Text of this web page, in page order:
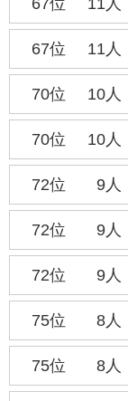
67位 11人
67位 11人
70位 10人
70位 10人
72位 9人
72位 9人
72位 9人
75位 8人
75位 8人